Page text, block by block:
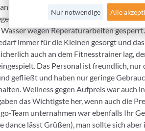
Fisch und Italiener, runden das
mit Schirm. Der Kiesstrand ist sauber
wegen Reperaturarbeiten
immer für die Kleinen gesorgt und
auch an dem Fitnesstrainer lag,
Das Personal ist freundlich,
gefließt und haben nur geringe
Wellness gegen Aufpreis war auch
das Wichtigste her, wenn auch die
Team unternahmen war ebenfalls Ihr
lässt Grüßen), man sollte sich
Nur notwendige Alle